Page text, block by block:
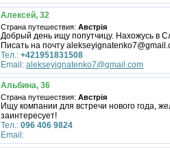
Алексей, 32
Страна путешествия: Австрія
Добрый день ищу попутчицу. Нахожусь в
Писать на почту
Тел.: +421951831508
Email: alekseyignatenko7@gmail.com
Альбина, 36
Страна путешествия: Австрія
Ищу компании для встречи нового года,
заинтересует!
Тел.: 096 406 9824
Email: